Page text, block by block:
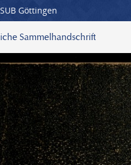
Göttingen
Sammelhandschrift